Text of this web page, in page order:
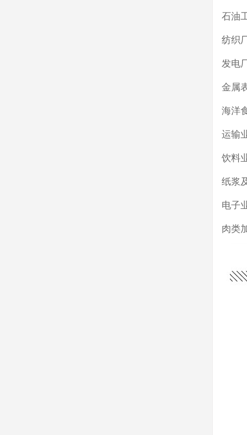
石油
纺织
发电
金属
海洋
运输
饮料
纸浆
电子
肉类